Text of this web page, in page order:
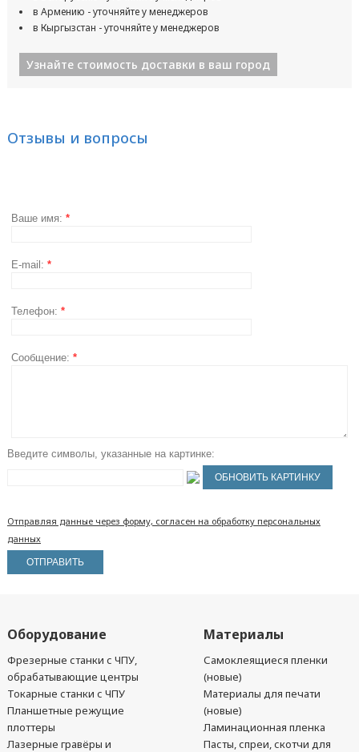
в Армению - уточняйте у менеджеров
в Кыргызстан - уточняйте у менеджеров
Узнайте стоимость доставки в ваш город
Отзывы и вопросы
Ваше имя: *
E-mail: *
Телефон: *
Сообщение: *
Введите символы, указанные на картинке:
Отправляя данные через форму, согласен на обработку персональных
данных
Оборудование
Фрезерные станки с ЧПУ,
обрабатывающие центры
Токарные станки с ЧПУ
Планшетные режущие
плоттеры
Лазерные гравёры и
Материалы
Самоклеящиеся пленки
(новые)
Материалы для печати
(новые)
Ламинационная пленка
Пасты, спреи, скотчи для